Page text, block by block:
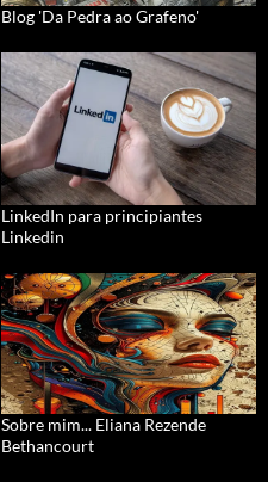
Blog 'Da Pedra ao Grafeno'
LinkedIn para principiantes
Linkedin
Sobre mim... Eliana Rezende
Bethancourt